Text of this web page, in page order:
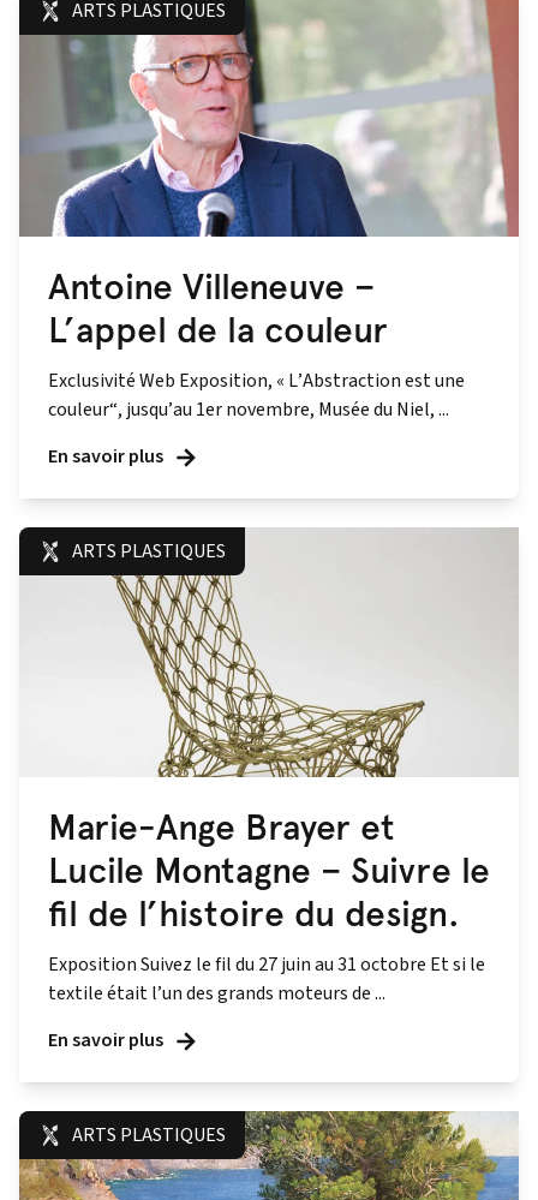
ARTS PLASTIQUES
Antoine Villeneuve –
L’appel de la couleur
Exclusivité Web Exposition, « L’Abstraction est une
couleur“, jusqu’au 1er novembre, Musée du Niel, ...
En savoir plus
ARTS PLASTIQUES
Marie-Ange Brayer et
Lucile Montagne – Suivre le
fil de l’histoire du design.
Exposition Suivez le fil du 27 juin au 31 octobre Et si le
textile était l’un des grands moteurs de ...
En savoir plus
ARTS PLASTIQUES